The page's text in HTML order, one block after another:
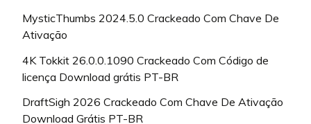
MysticThumbs 2024.5.0 Crackeado Com Chave De
Ativação
4K Tokkit 26.0.0.1090 Crackeado Com Código de
licença Download grátis PT-BR
DraftSigh 2026 Crackeado Com Chave De Ativação
Download Grátis PT-BR